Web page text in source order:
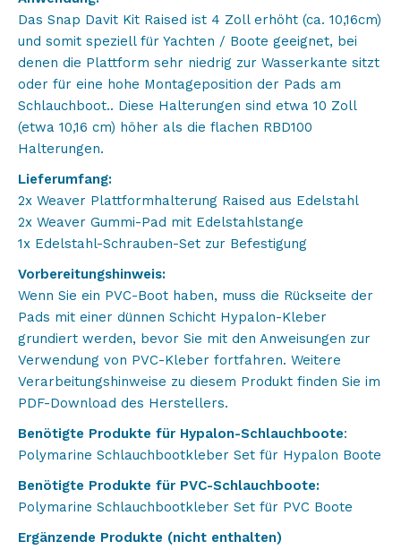
Das Snap Davit Kit Raised ist 4 Zoll erhöht (ca. 10,16cm)
und somit speziell für Yachten / Boote geeignet, bei
denen die Plattform sehr niedrig zur Wasserkante sitzt
oder für eine hohe Montageposition der Pads am
Schlauchboot.. Diese Halterungen sind etwa 10 Zoll
(etwa 10,16 cm) höher als die flachen RBD100
Halterungen.
Lieferumfang:
2x Weaver Plattformhalterung Raised aus Edelstahl
2x Weaver Gummi-Pad mit Edelstahlstange
1x Edelstahl-Schrauben-Set zur Befestigung
Vorbereitungshinweis:
Wenn Sie ein PVC-Boot haben, muss die Rückseite der
Pads mit einer dünnen Schicht Hypalon-Kleber
grundiert werden, bevor Sie mit den Anweisungen zur
Verwendung von PVC-Kleber fortfahren. Weitere
Verarbeitungshinweise zu diesem Produkt finden Sie im
PDF-Download des Herstellers.
Benötigte Produkte für Hypalon-Schlauchboote:
Polymarine Schlauchbootkleber Set für Hypalon Boote
Benötigte Produkte für PVC-Schlauchboote:
Polymarine Schlauchbootkleber Set für PVC Boote
Ergänzende Produkte (nicht enthalten)